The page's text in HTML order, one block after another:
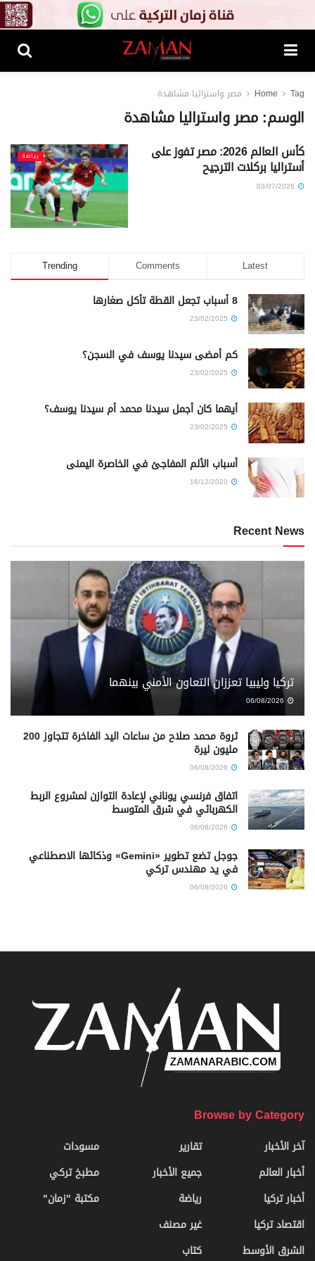
Home Tag مصر واستراليا مشاهدة
الوسم:مصر واستراليا مشاهدة
رياضة كأس العالم 2026: مصر تفوز على
أستراليا بركلات الترجيح
Trending Comments Latest
8 أسباب تجعل القطة تأكل صغارها
كم أمضى سيدنا يوسف في السجن؟
أيهما كان أجمل سيدنا محمد أم سيدنا يوسف؟
أسباب الألم المفاجئ في الخاصرة اليمنى
Recent News
تركيا وليبيا تعززان التعاون الأمني بينهما
06/08/2026
ثروة محمد صلاح من ساعات اليد الفاخرة تتجاوز 200
مليون ليرة
اتفاق فرنسي يوناني لإعادة التوازن لمشروع الربط
الكهربائي في شرق المتوسط
جوجل تضع تطوير «Gemini» وذكائها الاصطناعي
في يد مهندس تركي
Browse by Category
آخر الأخبار
أخبار العالم
أخبار تركيا
اقتصاد تركيا
الشرق الأوسط
تقارير
جميع الأخبار
رياضة
غير مصنف
كتاب
مسودات
مطبخ تركي
مكتبة "زمان"